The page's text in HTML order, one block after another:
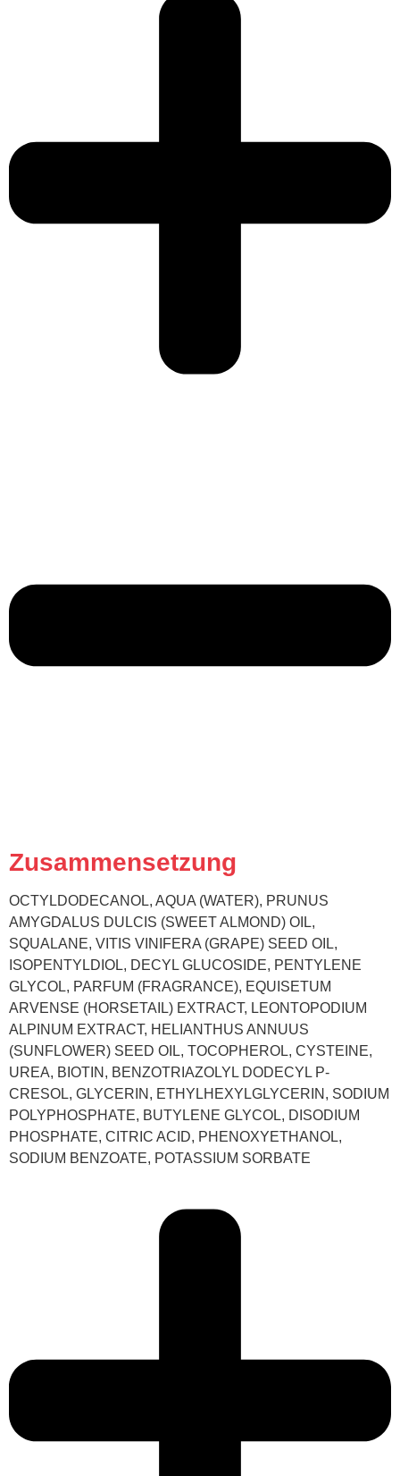
Zusammensetzung
OCTYLDODECANOL, AQUA (WATER), PRUNUS
AMYGDALUS DULCIS (SWEET ALMOND) OIL,
SQUALANE, VITIS VINIFERA (GRAPE) SEED OIL,
ISOPENTYLDIOL, DECYL GLUCOSIDE, PENTYLENE
GLYCOL, PARFUM (FRAGRANCE), EQUISETUM
ARVENSE (HORSETAIL) EXTRACT, LEONTOPODIUM
ALPINUM EXTRACT, HELIANTHUS ANNUUS
(SUNFLOWER) SEED OIL, TOCOPHEROL, CYSTEINE,
UREA, BIOTIN, BENZOTRIAZOLYL DODECYL P-
CRESOL, GLYCERIN, ETHYLHEXYLGLYCERIN, SODIUM
POLYPHOSPHATE, BUTYLENE GLYCOL, DISODIUM
PHOSPHATE, CITRIC ACID, PHENOXYETHANOL,
SODIUM BENZOATE, POTASSIUM SORBATE